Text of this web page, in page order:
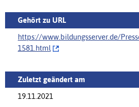
Gehört zu URL
https://www.bildungsserver.de/‌
1581.html
Zuletzt geändert am
19.11.2021